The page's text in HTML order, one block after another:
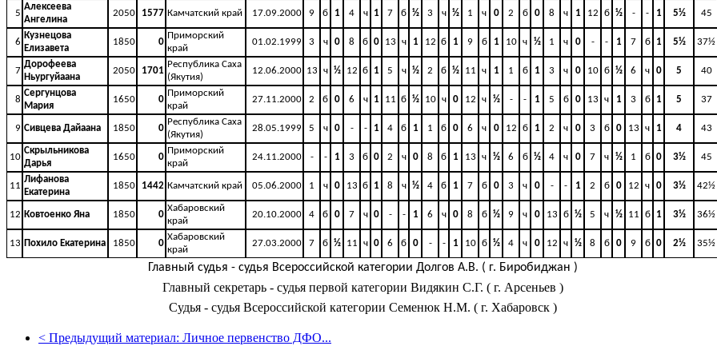
5
Алексеева
Ангелина
2050 1577 Камчатский край 17.09.2000 9 б 1 4 ч 1 7 б ½ 3 ч ½ 1 ч 0 2 б 0 8 ч 1 12 б ½ - - 1 5½ 45
6
Кузнецова
Елизавета
1850 0
Приморский
край
01.02.1999 3 ч 0 8 б 0 13 ч 1 12 б 1 9 б 1 10 ч ½ 1 ч 0 - - 1 7 б 1 5½ 37½
7
Дорофеева
Ньургуйаана
2050 1701
Республика Саха
(Якутия)
12.06.2000 13 ч ½ 12 б 1 5 ч ½ 2 б ½ 11 ч 1 1 б 1 3 ч 0 10 б ½ 6 ч 0 5 40
8
Сергунцова
Мария
1650 0
Приморский
край
27.11.2000 2 б 0 6 ч 1 11 б ½ 10 ч 0 12 ч ½ - - 1 5 б 0 13 ч 1 3 б 1 5 37
9 Сивцева Дайаана 1850 0
Республика Саха
(Якутия)
28.05.1999 5 ч 0 - - 1 4 б 1 1 б 0 6 ч 0 12 б 1 2 ч 0 3 б 0 13 ч 1 4 43
10
Скрыльникова
Дарья
1650 0
Приморский
край
24.11.2000 - - 1 3 б 0 2 ч 0 8 б 1 13 ч ½ 6 б ½ 4 ч 0 7 ч ½ 1 б 0 3½ 45
11
Лифанова
Екатерина
1850 1442 Камчатский край 05.06.2000 1 ч 0 13 б 1 8 ч ½ 4 б 1 7 б 0 3 ч 0 - - 1 2 б 0 12 ч 0 3½ 42½
12 Ковтоенко Яна 1850 0
Хабаровский
край
20.10.2000 4 б 0 7 ч 0 - - 1 6 ч 0 8 б ½ 9 ч 0 13 б ½ 5 ч ½ 11 б 1 3½ 36½
13 Похило Екатерина 1850 0
Хабаровский
край
27.03.2000 7 б ½ 11 ч 0 6 б 0 - - 1 10 б ½ 4 ч 0 12 ч ½ 8 б 0 9 б 0 2½ 35½
Главный судья - судья Всероссийской категории Долгов А.В. ( г. Биробиджан )
Главный секретарь - судья первой категории Видякин С.Г. ( г. Арсеньев )
Судья - судья Всероссийской категории Семенюк Н.М. ( г. Хабаровск )
< Предыдущий материал: Личное первенство ДФО...